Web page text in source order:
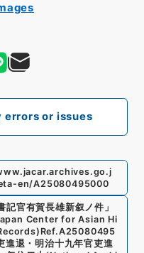
errors or issues
en/A25080495000
記官有賀長雄新叙ノ件 」
Center for Asian Hi
Ref.A25080495
進退・明治十九年官吏進